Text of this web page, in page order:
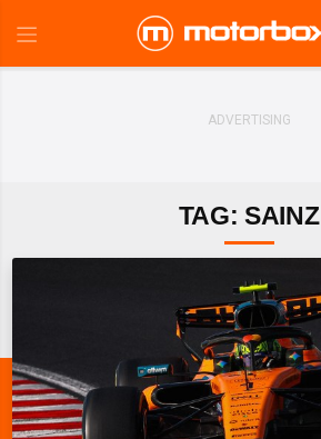
TAG: SAINZ